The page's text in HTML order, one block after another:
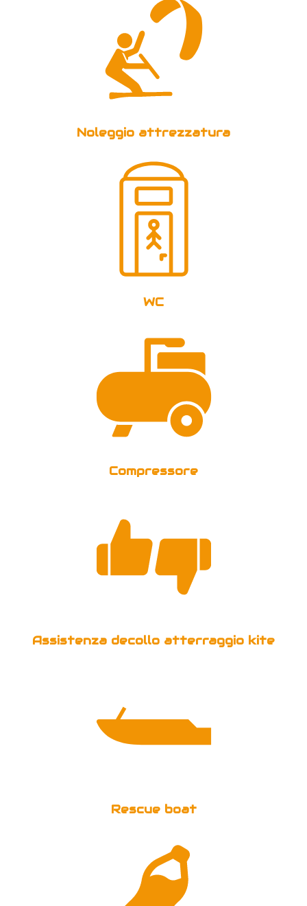
Noleggio attrezzatura
WC
Compressore
Assistenza decollo atterraggio kite
Rescue boat